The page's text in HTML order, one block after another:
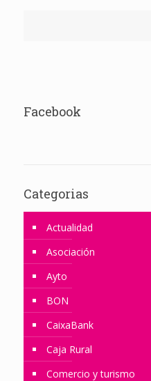
Facebook
Categorias
Actualidad
Asociación
Ayto
BON
CaixaBank
Caja Rural
Comercio y turismo